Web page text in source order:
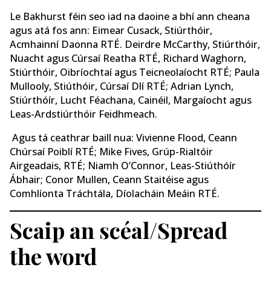
Le Bakhurst féin seo iad na daoine a bhí ann cheana
agus atá fos ann: Eimear Cusack, Stiúrthóir,
Acmhainní Daonna RTÉ. Deirdre McCarthy, Stiúrthóir,
Nuacht agus Cúrsaí Reatha RTÉ, Richard Waghorn,
Stiúrthóir, Oibríochtaí agus Teicneolaíocht RTÉ; Paula
Mullooly, Stiúthóir, Cúrsaí Dlí RTÉ; Adrian Lynch,
Stiúrthóír, Lucht Féachana, Cainéil, Margaíocht agus
Leas-Ardstiúrthóir Feidhmeach.
Agus tá ceathrar baill nua: Vivienne Flood, Ceann
Chúrsaí Poiblí RTÉ; Mike Fives, Grúp-Rialtóir
Airgeadais, RTÉ; Niamh O’Connor, Leas-Stiúthóír
Ábhair; Conor Mullen, Ceann Staitéise agus
Comhlíonta Tráchtála, Díolacháin Meáin RTÉ.
Scaip an scéal/Spread
the word